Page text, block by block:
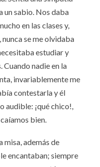
un sabio. Nos daba
en las clases y,
se me olvidaba
estudiar y
Cuando nadie en la
invariablemente me
contestarla y él
audible: ¡qué chico!,
bien.
misa, además de
encantaban; siempre